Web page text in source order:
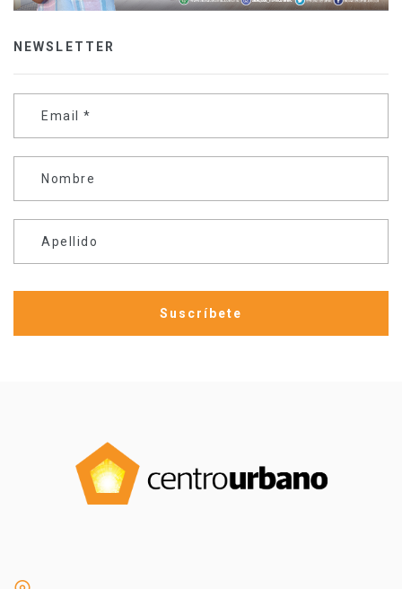
NEWSLETTER
Email *
Nombre
Apellido